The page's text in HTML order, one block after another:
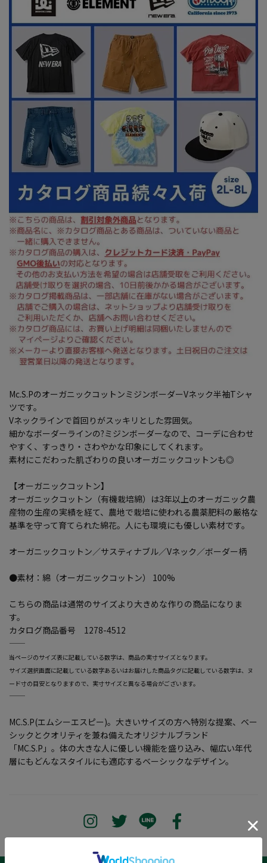
Mc.S.PのオーガニックコットンミジンボーダーVネック半袖Tシャ
ツです。
Vネックラインで首回りがスッキリとした雰囲気。
細かなボーダーラインの?ミジンボーダーなので、コーデに合わせ
やすく、すっきり・さわやかな印象にしてくれます。
素材にこだわった肌ざわりの良いオーガニックコットンも◎
【オーガニックコットン】
オーガニックコットン（有機栽培綿）は3年以上のオーガニック農
産物の生産の実績を経て、農地で栽培に使われる農薬肥料の厳格な
基準を守って育てられた綿花。人にも環境にも優しい素材です。
オーガニックコットン／サスティナブル／Vネック／ボーダー柄
●素材：綿（オーガニックコットン） 100%
こちらの商品は通常のサイズより大きめな作りの商品になりま
す。
カタログ商品番号 1278-4512
―――――――――――――――――――――――
当ページのサイズ表に記載している数字は、商品の実寸サイズとなります。
サイズ選択画面に記載している数字あるいはお届けした商品タグに記載している数字は、ヌ
ード寸の目安となりますので、実寸サイズと異なる場合がございます。
―――――――――――――――――――――――
MC.S.P(エムシーエスピー)。大きいサイズの方へ特別な提案、ベー
シックとクオリティを兼ね備えたオリジナルブランド
「MC.S.P」。体の大きな人に優しい機能を盛り込み、幅広い年代
層にもどんなスタイルにも適応するベーシックなデザイン。